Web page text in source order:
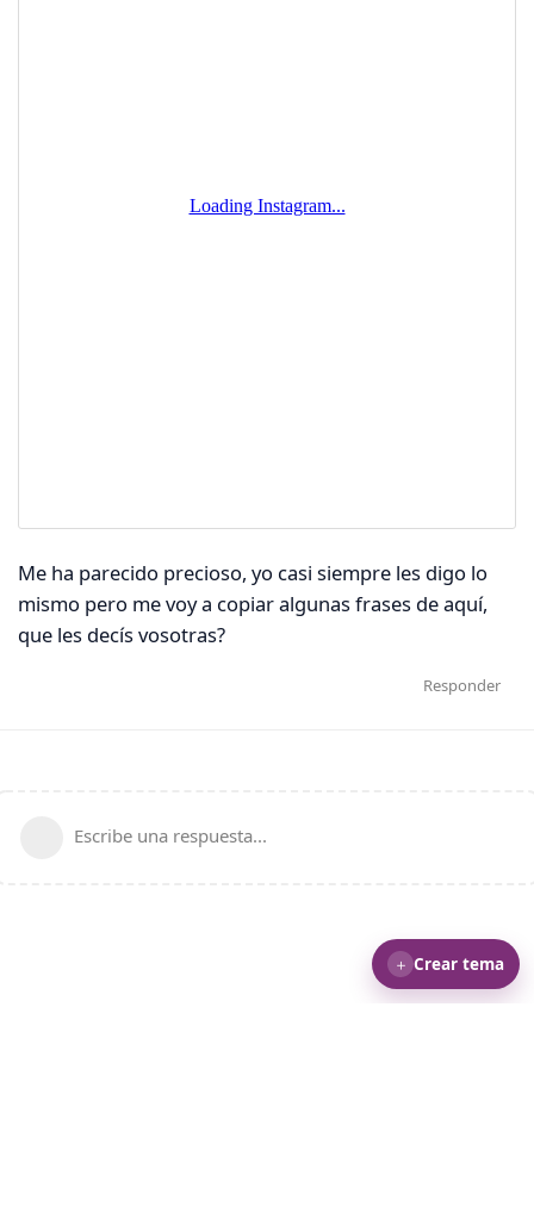
Me ha parecido precioso, yo casi siempre les digo lo
mismo pero me voy a copiar algunas frases de aquí,
que les decís vosotras?
Responder
Escribe una respuesta...
＋ Crear tema